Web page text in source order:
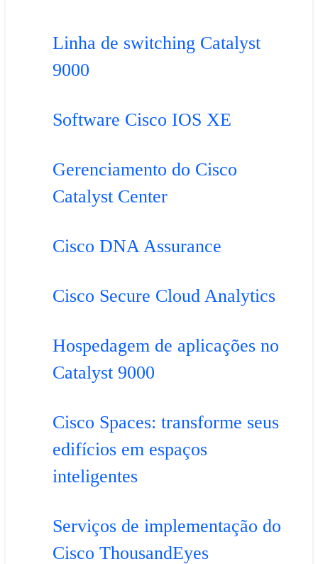
Linha de switching Catalyst
9000
Software Cisco IOS XE
Gerenciamento do Cisco
Catalyst Center
Cisco DNA Assurance
Cisco Secure Cloud Analytics
Hospedagem de aplicações no
Catalyst 9000
Cisco Spaces: transforme seus
edifícios em espaços
inteligentes
Serviços de implementação do
Cisco ThousandEyes